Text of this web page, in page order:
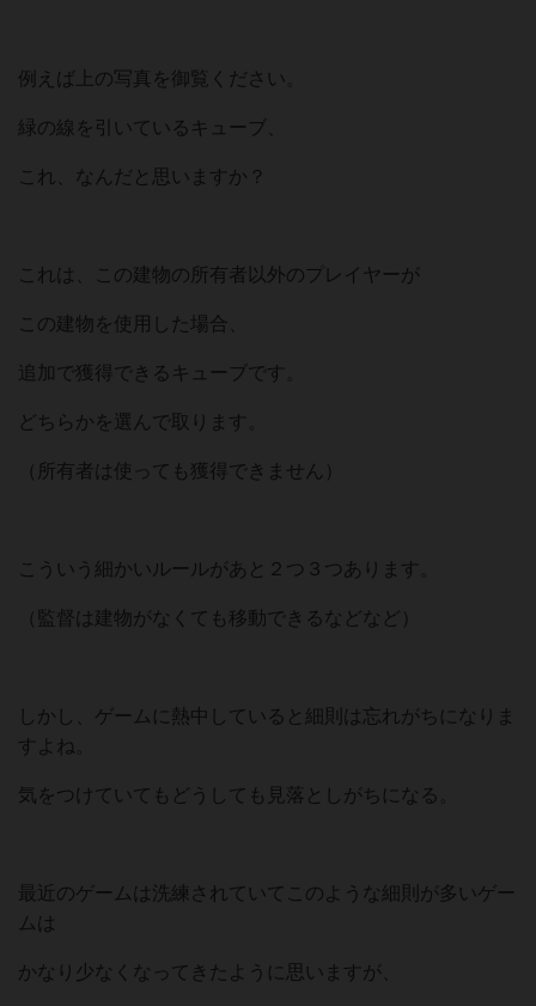
例えば上の写真を御覧ください。
緑の線を引いているキューブ、
これ、なんだと思いますか？
これは、この建物の所有者以外のプレイヤーが
この建物を使用した場合、
追加で獲得できるキューブです。
どちらかを選んで取ります。
（所有者は使っても獲得できません）
こういう細かいルールがあと２つ３つあります。
（監督は建物がなくても移動できるなどなど）
しかし、ゲームに熱中していると細則は忘れがちになりま
すよね。
気をつけていてもどうしても見落としがちになる。
最近のゲームは洗練されていてこのような細則が多いゲー
ムは
かなり少なくなってきたように思いますが、